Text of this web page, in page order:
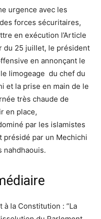
urgence avec les
forces sécuritaires,
en exécution l’Article
du 25 juillet, le président
en annonçant le
limogeage du chef du
et la prise en main de le
très chaude de
en place,
par les islamistes
présidé par un Mechichi
nahdhaouis.
la Constitution : “La